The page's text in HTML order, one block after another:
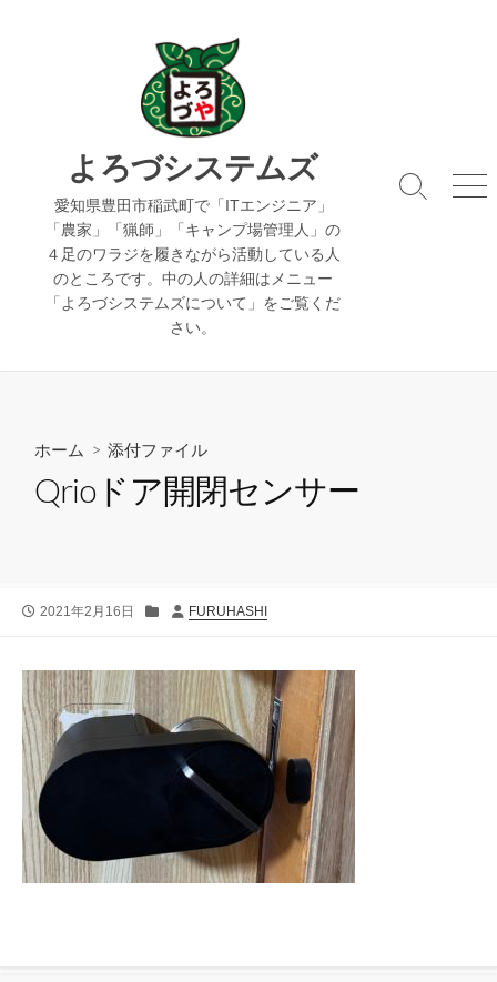
よろづシステムズ
愛知県豊田市稲武町で「ITエンジニア」
「農家」「猟師」「キャンプ場管理人」の
４足のワラジを履きながら活動している人
のところです。中の人の詳細はメニュー
「よろづシステムズについて」をご覧くだ
さい。
検
メ
ホーム > 添付ファイル
Qrioドア開閉センサー
公
2021年2月16日
リ
投
FURUHASHI